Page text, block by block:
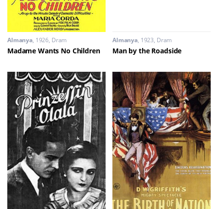
Almanya 1926 Dram
Madame Wants No Children
Almanya 1923 Dram
Man by the Roadside